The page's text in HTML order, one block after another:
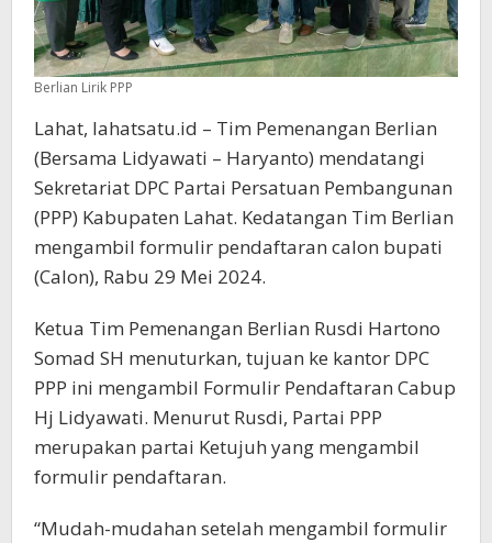
Berlian Lirik PPP
Lahat, lahatsatu.id – Tim Pemenangan Berlian
(Bersama Lidyawati – Haryanto) mendatangi
Sekretariat DPC Partai Persatuan Pembangunan
(PPP) Kabupaten Lahat. Kedatangan Tim Berlian
mengambil formulir pendaftaran calon bupati
(Calon), Rabu 29 Mei 2024.
Ketua Tim Pemenangan Berlian Rusdi Hartono
Somad SH menuturkan, tujuan ke kantor DPC
PPP ini mengambil Formulir Pendaftaran Cabup
Hj Lidyawati. Menurut Rusdi, Partai PPP
merupakan partai Ketujuh yang mengambil
formulir pendaftaran.
“Mudah-mudahan setelah mengambil formulir